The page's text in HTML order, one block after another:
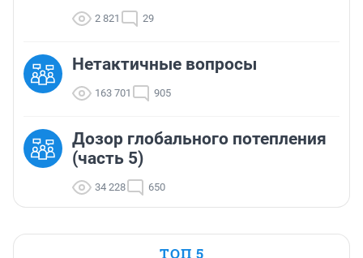
2 821 29
Нетактичные вопросы
163 701 905
Дозор глобального потепления
(часть 5)
34 228 650
ТОП 5